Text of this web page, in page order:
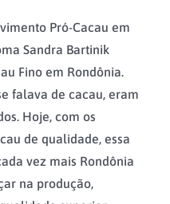
Pró-Cacau em
Sandra Bartinik
Fino em Rondônia.
falava de cacau, eram
Hoje, com os
de qualidade, essa
vez mais Rondônia
na produção,